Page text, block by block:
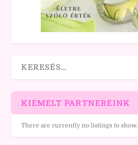
KIEMELT PARTNEREINK
There are currently no listings to show.